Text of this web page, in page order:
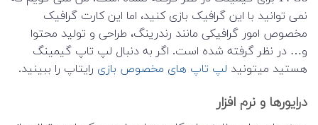
نمی توانید با این گرافیک بازی کنید، اما این کارت گرافیک
مخصوص امور گرافیکی مانند رندرینگ، طراحی و تولید محتوا
و… در نظر گرفته شده است. اگر به دنبال لپ تاپ گیمینگ
هستید میتونید لپ تاپ های مخصوص بازی رایتاپ را ببینید.
درایورها و نرم افزار